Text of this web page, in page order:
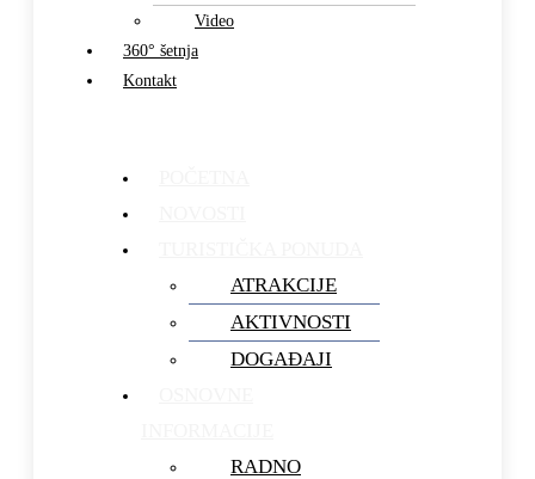
Video
360° šetnja
Kontakt
ATRAKCIJE
AKTIVNOSTI
DOGAĐAJI
RADNO